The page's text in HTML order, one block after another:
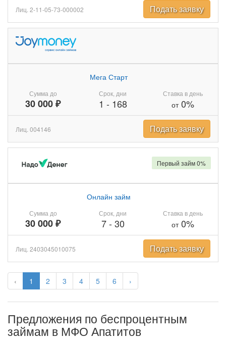
‹ 1 2 3 4 5 6 ›
Лиц. 2-11-05-73-000002 Подать заявку
Сумма до
30 000 ₽
Мега Старт
Срок, дни
1 - 168
Ставка в день
от0%
Лиц. 004146 Подать заявку
Сумма до
30 000 ₽
Онлайн займ
Срок, дни
7- 30
Ставка в день
от0%
Первый займ 0%
Лиц. 2403045010075 Подать заявку
Предложения по беспроцентным
займам в МФО Апатитов